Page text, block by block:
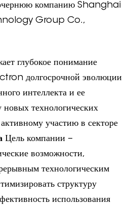
компанию Shanghai
Group Co.,
глубокое понимание
долгосрочной эволюции
интеллекта и ее
технологических
участию в секторе
Цель компании –
возможности,
технологическим
структуру
использования